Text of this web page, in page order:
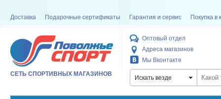
Доставка Подарочные сертификаты Гарантия и сервис Покупка в
СЕТЬ СПОРТИВНЫХ МАГАЗИНОВ
Оптовый отдел
Адреса магазинов
Мы Вконтакте
Искать везде